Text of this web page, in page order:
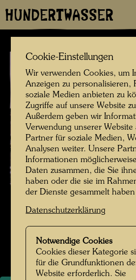
HUNDERTWASSER
Hundertwasser in Venedig , Fotograf:
Hundertwasser in
Bildergalerie
Cookie-Einstellungen
Wir verwenden Cookies, um
Anzeigen zu personalisieren,
soziale Medien anbieten zu
Zugriffe auf unsere Website
Außerdem geben wir
Verwendung unserer Website
Partner für soziale Medien,
Analysen weiter. Unsere
Informationen
Daten zusammen, die Sie
haben oder die sie im
der Dienste gesammelt haben
Datenschutzerklärung
Notwendige Cookies
Cookies dieser Kategorie
für die Grundfunktionen
Website erforderlich. Sie